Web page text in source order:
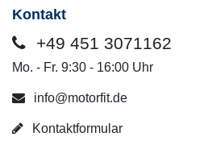
Kontakt
+49 451 3071162
Mo. - Fr. 9:30 - 16:00 Uhr
info@motorfit.de
Kontaktformular